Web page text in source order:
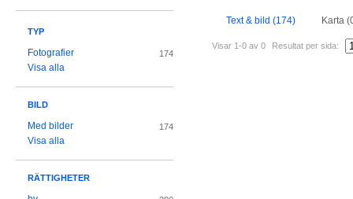
Text & bild (174) Karta
Visar 1-0 av 0 Resultat per sida:
TYP
Fotografier 174
Visa alla
BILD
Med bilder 174
Visa alla
RÄTTIGHETER